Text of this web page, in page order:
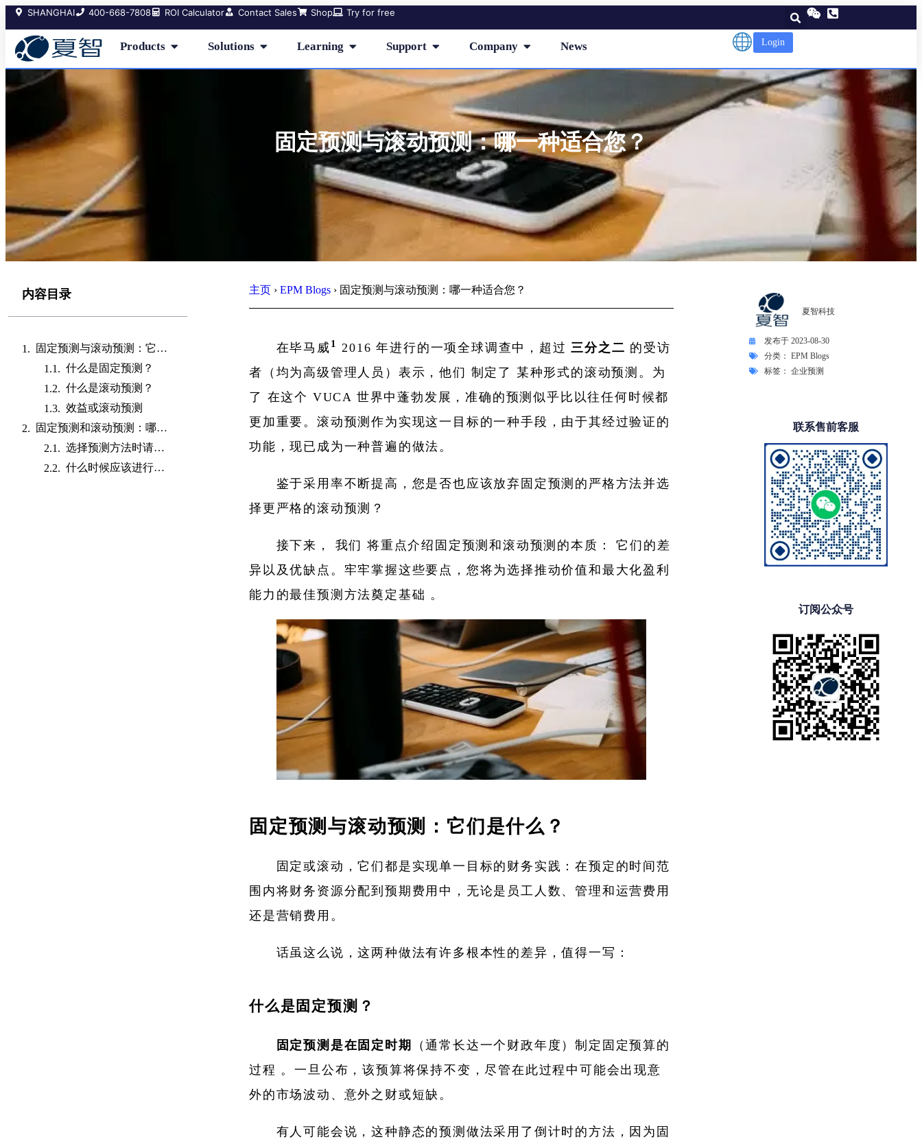
SHANGHAI 400-668-7808 ROI Calculator Contact Sales Shop Try for free
Products Solutions Learning Support Company News Login
固定预测与滚动预测：哪一种适合您？
内容目录
固定预测与滚动预测：它们是什么？
什么是固定预测？
什么是滚动预测？
效益或滚动预测
固定预测和滚动预测：哪个更好？
选择预测方法时请考虑您的业务模式和需求
什么时候应该进行滚动预测？
主页 › EPM Blogs ›固定预测与滚动预测：哪一种适合您？
在毕马威1 2016 年进行的一项全球调查中，超过三分之二 的受访
者（均为高级管理人员）表示，他们 制定了 某种形式的滚动预测。为
了 在这个 VUCA 世界中蓬勃发展，准确的预测似乎比以往任何时候都
更加重要。滚动预测作为实现这一目标的一种手段，由于其经过验证的
功能，现已成为一种普遍的做法。
鉴于采用率不断提高，您是否也应该放弃固定预测的严格方法并选
择更严格的滚动预测？
接下来， 我们 将重点介绍固定预测和滚动预测的本质： 它们的差
异以及优缺点。牢牢掌握这些要点，您将为选择推动价值和最大化盈利
能力的最佳预测方法奠定基础 。
固定预测与滚动预测：它们是什么？
固定或滚动，它们都是实现单一目标的财务实践：在预定的时间范
围内将财务资源分配到预期费用中，无论是员工人数、管理和运营费用
还是营销费用。
话虽这么说，这两种做法有许多根本性的差异，值得一写：
什么是固定预测？
固定预测是在固定时期
（通常长达一个财政年度）制定固定预算的
过程 。一旦公布，该预算将保持不变，尽管在此过程中可能会出现意
外的市场波动、意外之财或短缺。
有人可能会说，这种静态的预测做法采用了倒计时的方法，因为固
夏智科技
发布于 2023-08-30
分类： EPM Blogs
标签： 企业预测
联系售前客服
订阅公众号